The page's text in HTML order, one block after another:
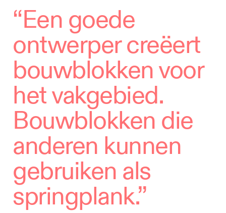
“Een goede
ontwerper creëert
bouwblokken voor
het vakgebied.
Bouwblokken die
anderen kunnen
gebruiken als
springplank.”